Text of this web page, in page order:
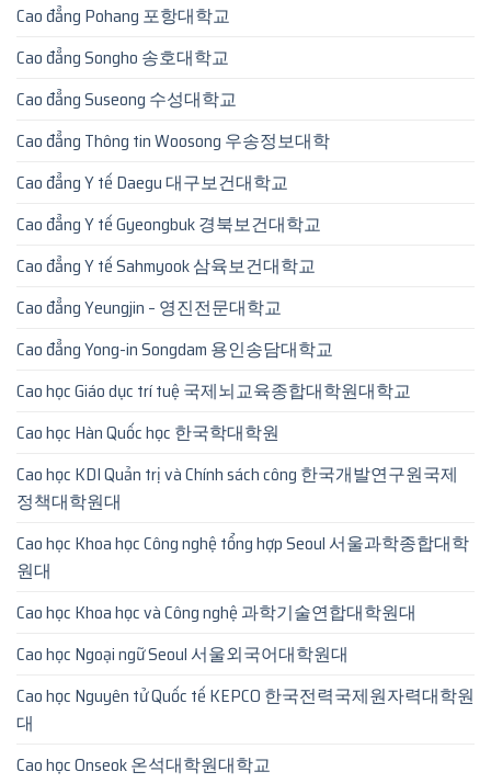
Cao đẳng Pohang 포항대학교
Cao đẳng Songho 송호대학교
Cao đẳng Suseong 수성대학교
Cao đẳng Thông tin Woosong 우송정보대학
Cao đẳng Y tế Daegu 대구보건대학교
Cao đẳng Y tế Gyeongbuk 경북보건대학교
Cao đẳng Y tế Sahmyook 삼육보건대학교
Cao đẳng Yeungjin – 영진전문대학교
Cao đẳng Yong-in Songdam 용인송담대학교
Cao học Giáo dục trí tuệ 국제뇌교육종합대학원대학교
Cao học Hàn Quốc học 한국학대학원
Cao học KDI Quản trị và Chính sách công 한국개발연구원국제
정책대학원대
Cao học Khoa học Công nghệ tổng hợp Seoul 서울과학종합대학
원대
Cao học Khoa học và Công nghệ 과학기술연합대학원대
Cao học Ngoại ngữ Seoul 서울외국어대학원대
Cao học Nguyên tử Quốc tế KEPCO 한국전력국제원자력대학원
대
Cao học Onseok 온석대학원대학교